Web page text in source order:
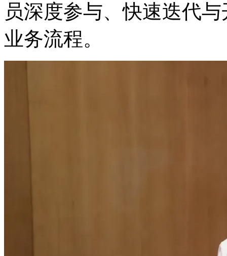
员深度参与、快速迭代
业务流程。